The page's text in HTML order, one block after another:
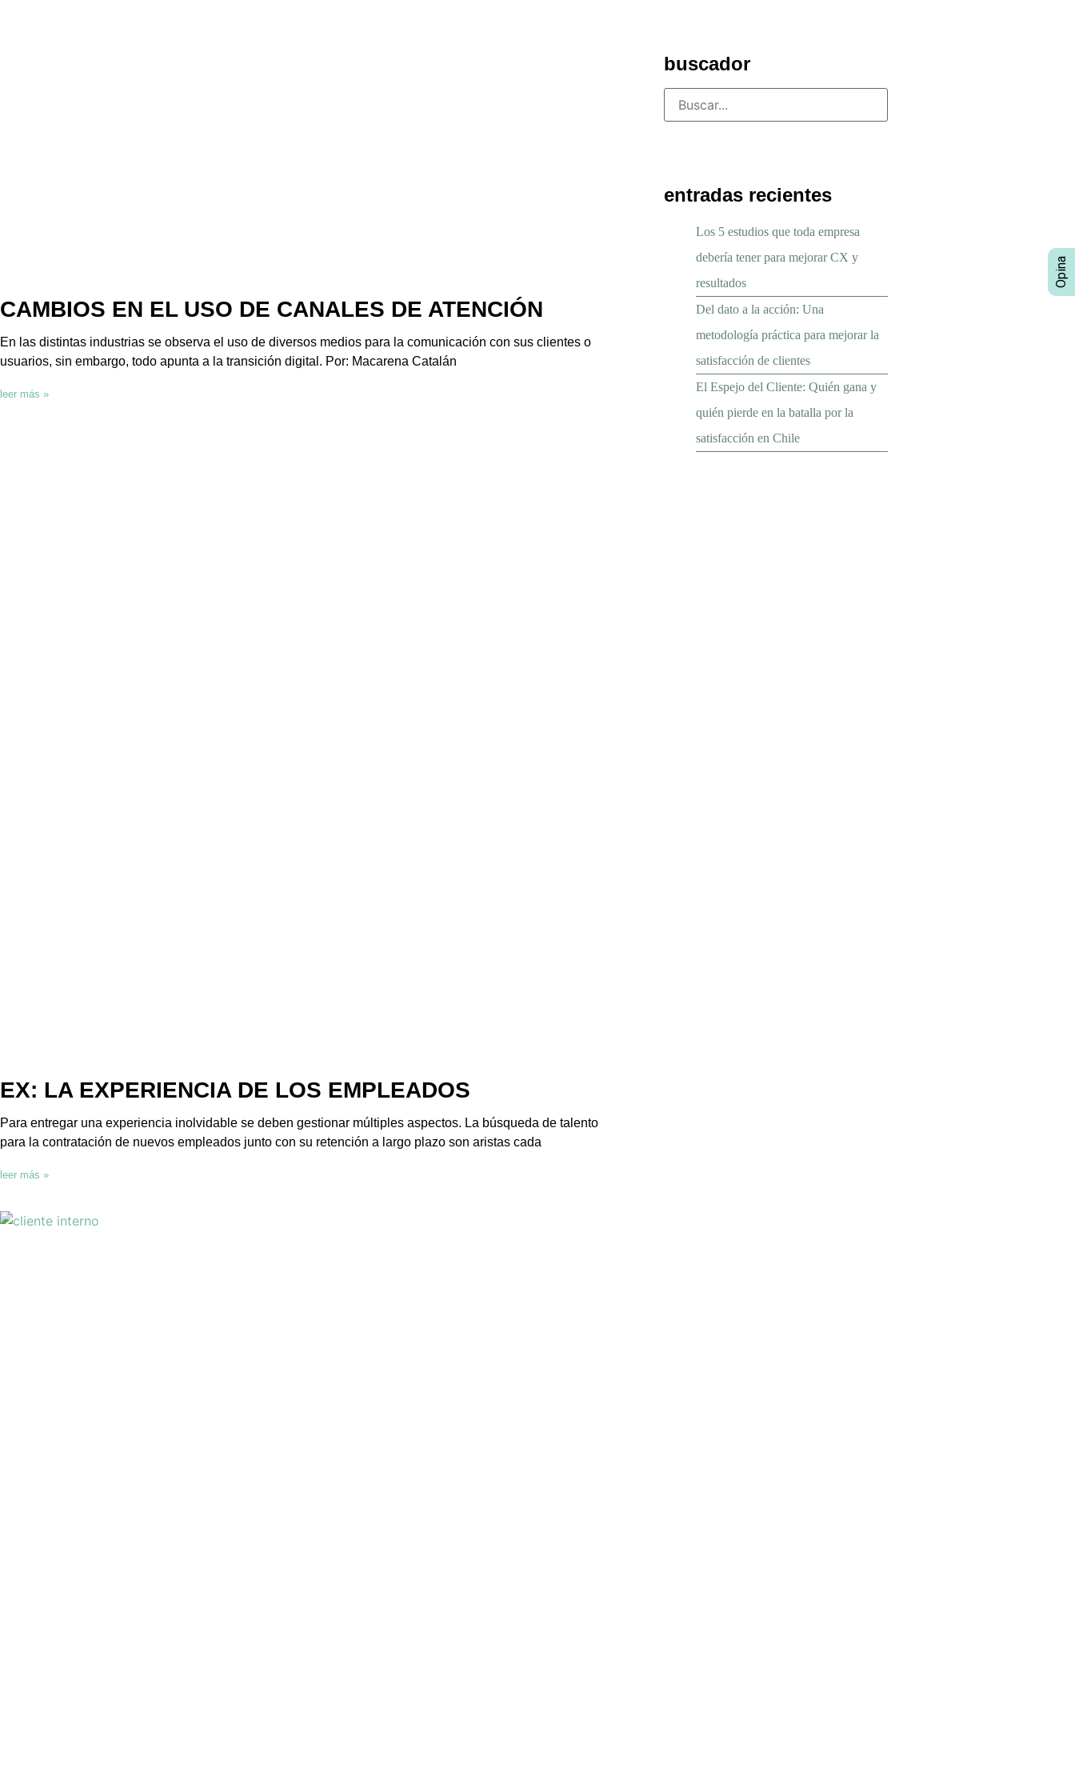
CAMBIOS EN EL USO DE CANALES DE ATENCIÓN
En las distintas industrias se observa el uso de diversos medios para la comunicación con sus clientes o
usuarios, sin embargo, todo apunta a la transición digital. Por: Macarena Catalán
leer más »
EX: LA EXPERIENCIA DE LOS EMPLEADOS
Para entregar una experiencia inolvidable se deben gestionar múltiples aspectos. La búsqueda de talento
para la contratación de nuevos empleados junto con su retención a largo plazo son aristas cada
leer más »
buscador
entradas recientes
Los 5 estudios que toda empresa
debería tener para mejorar CX y
resultados
Del dato a la acción: Una
metodología práctica para mejorar la
satisfacción de clientes
El Espejo del Cliente: Quién gana y
quién pierde en la batalla por la
satisfacción en Chile